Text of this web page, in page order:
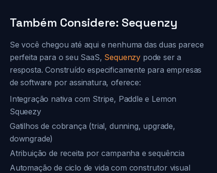
Também Considere: Sequenzy
Se você chegou até aqui e nenhuma das duas parece
perfeita para o seu SaaS, Sequenzy pode ser a
resposta. Construído especificamente para empresas
de software por assinatura, oferece:
Integração nativa com Stripe, Paddle e Lemon
Squeezy
Gatilhos de cobrança (trial, dunning, upgrade,
downgrade)
Atribuição de receita por campanha e sequência
Automação de ciclo de vida com construtor visual